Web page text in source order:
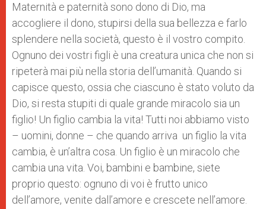
Maternità e paternità sono dono di Dio, ma
accogliere il dono, stupirsi della sua bellezza e farlo
splendere nella società, questo è il vostro compito.
Ognuno dei vostri figli è una creatura unica che non si
ripeterà mai più nella storia dell’umanità. Quando si
capisce questo, ossia che ciascuno è stato voluto da
Dio, si resta stupiti di quale grande miracolo sia un
figlio! Un figlio cambia la vita! Tutti noi abbiamo visto
– uomini, donne – che quando arriva un figlio la vita
cambia, è un’altra cosa. Un figlio è un miracolo che
cambia una vita. Voi, bambini e bambine, siete
proprio questo: ognuno di voi è frutto unico
dell’amore, venite dall’amore e crescete nell’amore.